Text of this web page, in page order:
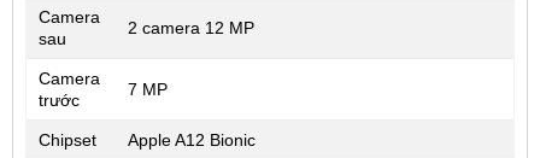
Camera
sau
2 camera 12 MP
Camera
trước
7 MP
Chipset Apple A12 Bionic